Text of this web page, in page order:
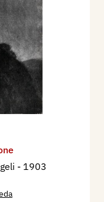
e cultori di
Italiana,
483.
Esposizioni
Venezia,
- 1903